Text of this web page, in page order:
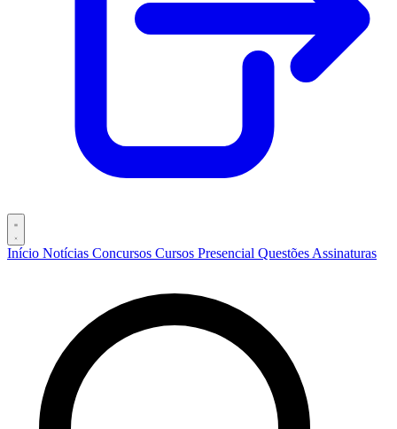
Início Notícias Concursos Cursos Presencial Questões Assinaturas